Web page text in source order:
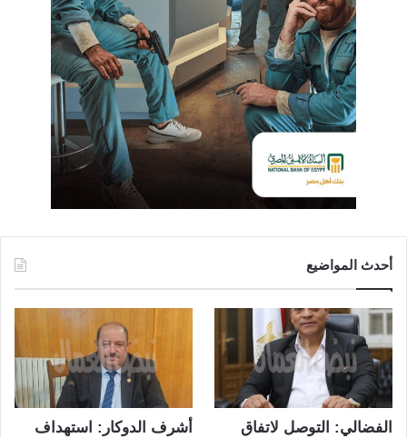
أحدث المواضيع
الفضالي: التوصل لاتفاق
أشرف الدوكار: استهداف